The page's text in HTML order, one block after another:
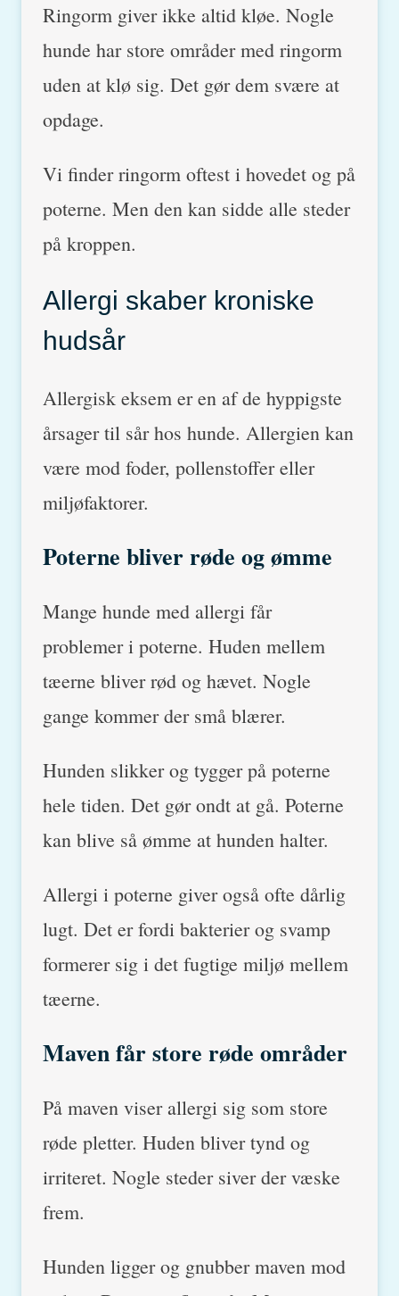
Ringorm giver ikke altid kløe. Nogle
hunde har store områder med ringorm
uden at klø sig. Det gør dem svære at
opdage.
Vi finder ringorm oftest i hovedet og på
poterne. Men den kan sidde alle steder
på kroppen.
Allergi skaber kroniske
hudsår
Allergisk eksem er en af de hyppigste
årsager til sår hos hunde. Allergien kan
være mod foder, pollenstoffer eller
miljøfaktorer.
Poterne bliver røde og ømme
Mange hunde med allergi får
problemer i poterne. Huden mellem
tæerne bliver rød og hævet. Nogle
gange kommer der små blærer.
Hunden slikker og tygger på poterne
hele tiden. Det gør ondt at gå. Poterne
kan blive så ømme at hunden halter.
Allergi i poterne giver også ofte dårlig
lugt. Det er fordi bakterier og svamp
formerer sig i det fugtige miljø mellem
tæerne.
Maven får store røde områder
På maven viser allergi sig som store
røde pletter. Huden bliver tynd og
irriteret. Nogle steder siver der væske
frem.
Hunden ligger og gnubber maven mod